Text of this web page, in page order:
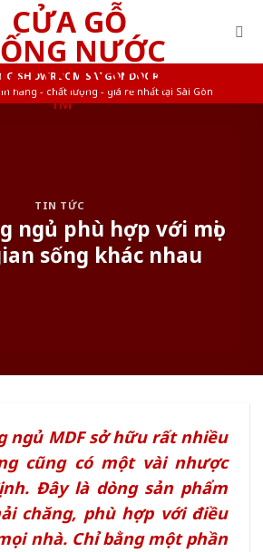
SHOWROOM SAIGONDOOR
hãng - chất lượng - giá rẻ nhất tại Sài Gòn
TIN TỨC
ngủ phù hợp với mọi
sống khác nhau
ngủ MDF sở hữu rất nhiều
cũng có một vài nhược
Đây là dòng sản phẩm
chăng, phù hợp với điều
nhà. Chỉ bằng một phần